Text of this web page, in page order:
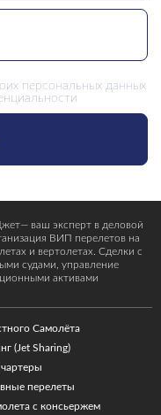
персональных данных
ваш эксперт в деловой
ВИП перелетов на
и вертолетах. Сделки с
судами, управление
активами
Самолёта
(Jet Sharing)
перелеты
с консьержем